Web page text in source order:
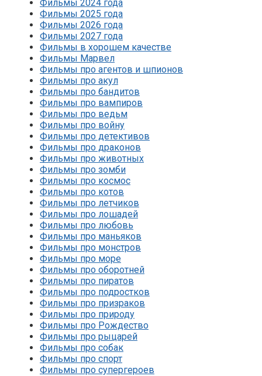
Фильмы 2024 года
Фильмы 2025 года
Фильмы 2026 года
Фильмы 2027 года
Фильмы в хорошем качестве
Фильмы Марвел
Фильмы про агентов и шпионов
Фильмы про акул
Фильмы про бандитов
Фильмы про вампиров
Фильмы про ведьм
Фильмы про войну
Фильмы про детективов
Фильмы про драконов
Фильмы про животных
Фильмы про зомби
Фильмы про космос
Фильмы про котов
Фильмы про летчиков
Фильмы про лошадей
Фильмы про любовь
Фильмы про маньяков
Фильмы про монстров
Фильмы про море
Фильмы про оборотней
Фильмы про пиратов
Фильмы про подростков
Фильмы про призраков
Фильмы про природу
Фильмы про Рождество
Фильмы про рыцарей
Фильмы про собак
Фильмы про спорт
Фильмы про супергероев